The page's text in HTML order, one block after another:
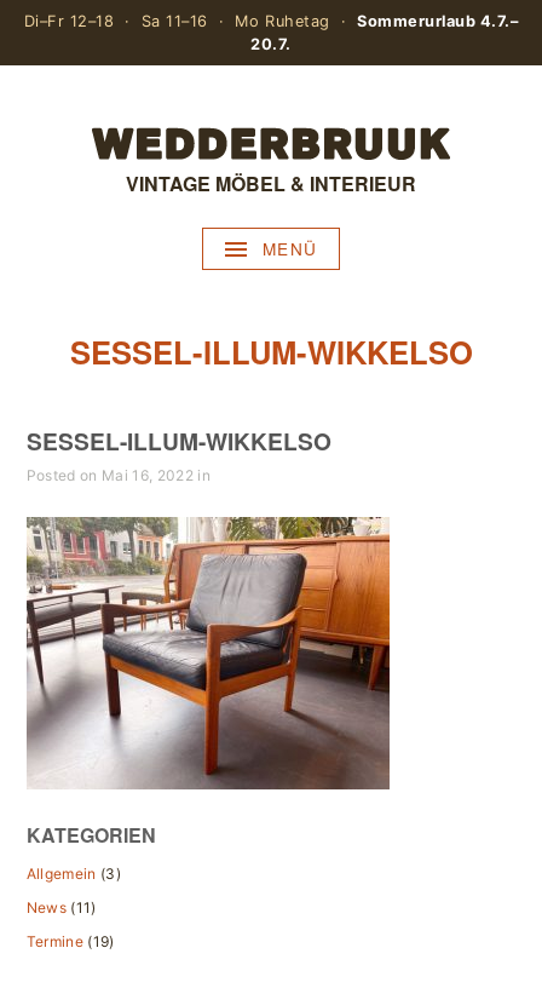
Di–Fr 12–18 · Sa 11–16 · Mo Ruhetag ·Sommerurlaub 4.7.–
20.7.
VINTAGE MÖBEL & INTERIEUR
MENÜ
SESSEL-ILLUM-WIKKELSO
SESSEL-ILLUM-WIKKELSO
Posted on Mai 16, 2022 in
KATEGORIEN
Allgemein (3)
News (11)
Termine (19)